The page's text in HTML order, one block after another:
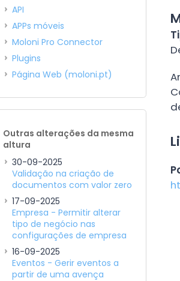
API
APPs móveis
Moloni Pro Connector
Plugins
Página Web (moloni.pt)
Outras alterações da mesma
altura
30-09-2025
Validação na criação de
documentos com valor zero
17-09-2025
Empresa - Permitir alterar
tipo de negócio nas
configurações de empresa
16-09-2025
Eventos - Gerir eventos a
partir de uma avença